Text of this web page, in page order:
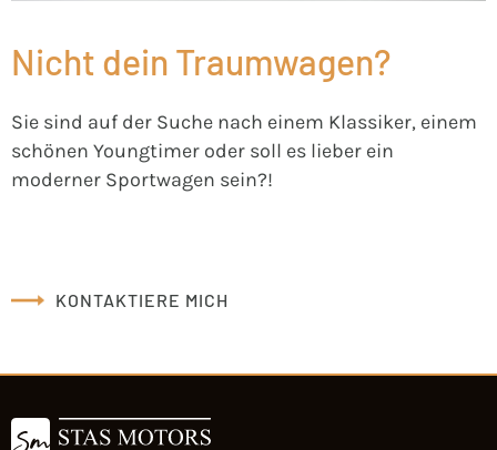
Nicht dein Traumwagen?
Sie sind auf der Suche nach einem Klassiker, einem
schönen Youngtimer oder soll es lieber ein
moderner Sportwagen sein?!
KONTAKTIERE MICH